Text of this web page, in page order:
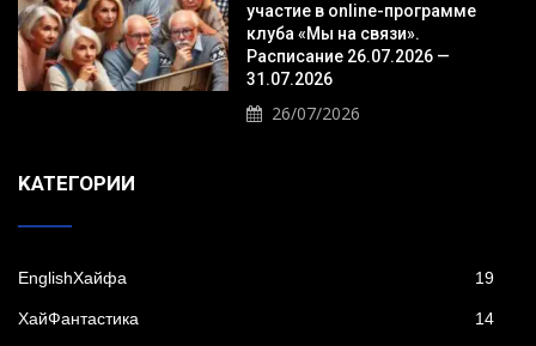
участие в online-программе
клуба «Мы на связи».
Расписание 26.07.2026 —
31.07.2026
26/07/2026
KАТЕГОРИИ
EnglishХайфа 19
XайФантастика 14